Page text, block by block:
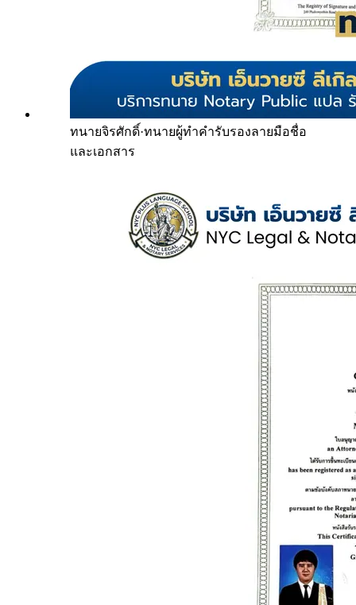
ทนายจิรศักดิ์·ทนายผู้ทำคำรับรองลายมือชื่อ
และเอกสาร